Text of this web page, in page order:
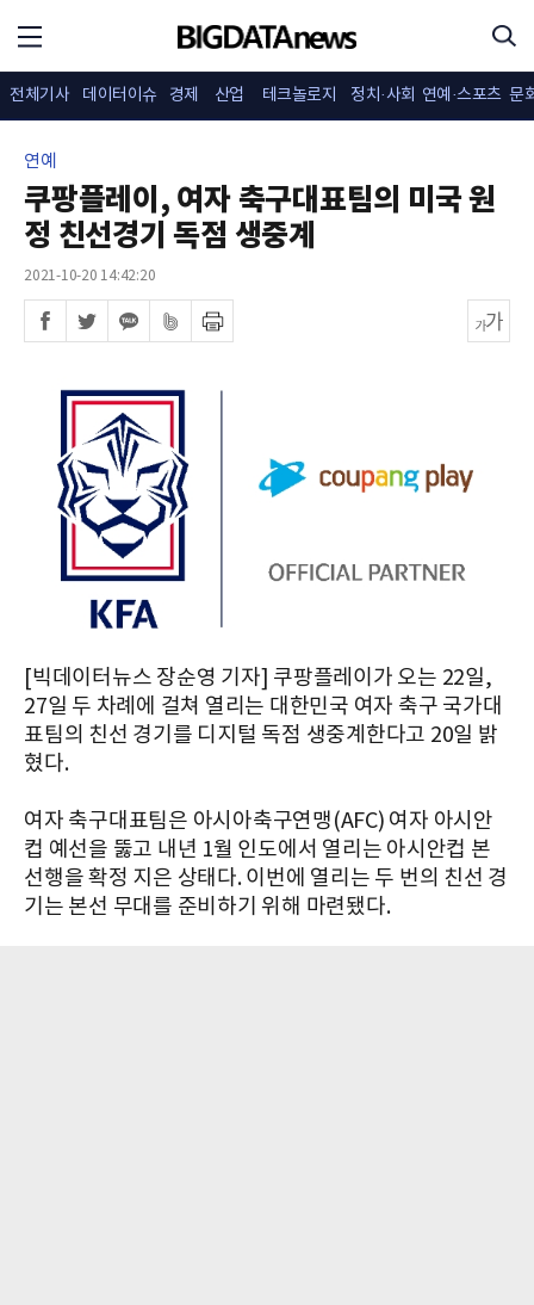
전체기사 데이터이슈 경제 산업 테크놀로지 정치·사회 연예·스포츠 문
연예
쿠팡플레이, 여자 축구대표팀의 미국 원
정 친선경기 독점 생중계
2021-10-20 14:42:20
[빅데이터뉴스 장순영 기자] 쿠팡플레이가 오는 22일,
27일 두 차례에 걸쳐 열리는 대한민국 여자 축구 국가대
표팀의 친선 경기를 디지털 독점 생중계한다고 20일 밝
혔다.
여자 축구대표팀은 아시아축구연맹(AFC) 여자 아시안
컵 예선을 뚫고 내년 1월 인도에서 열리는 아시안컵 본
선행을 확정 지은 상태다. 이번에 열리는 두 번의 친선 경
기는 본선 무대를 준비하기 위해 마련됐다.